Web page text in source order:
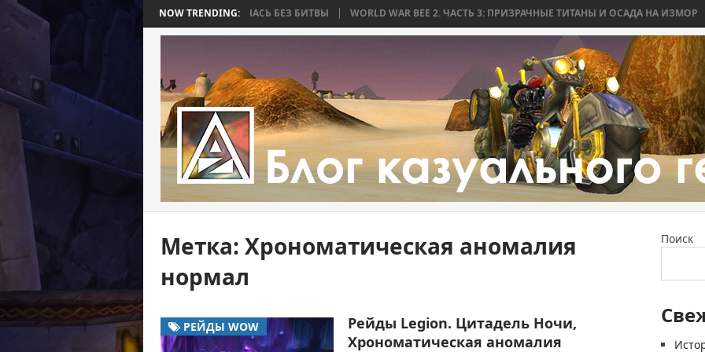
NOW TRENDING:
BEE 2. ЧАСТЬ 4: ВОЙНА, КОТОРАЯ ЗАКОНЧИЛАСЬ БЕЗ БИТВЫ WORLD WAR BEE 2. ЧАСТЬ 3: ПРИЗРАЧНЫЕ ТИТАНЫ И ОСАДА НА ИЗМОР
Метка: Хрономатическая аномалия
нормал
РЕЙДЫ WOW
Рейды Legion. Цитадель Ночи,
Хрономатическая аномалия
Поиск